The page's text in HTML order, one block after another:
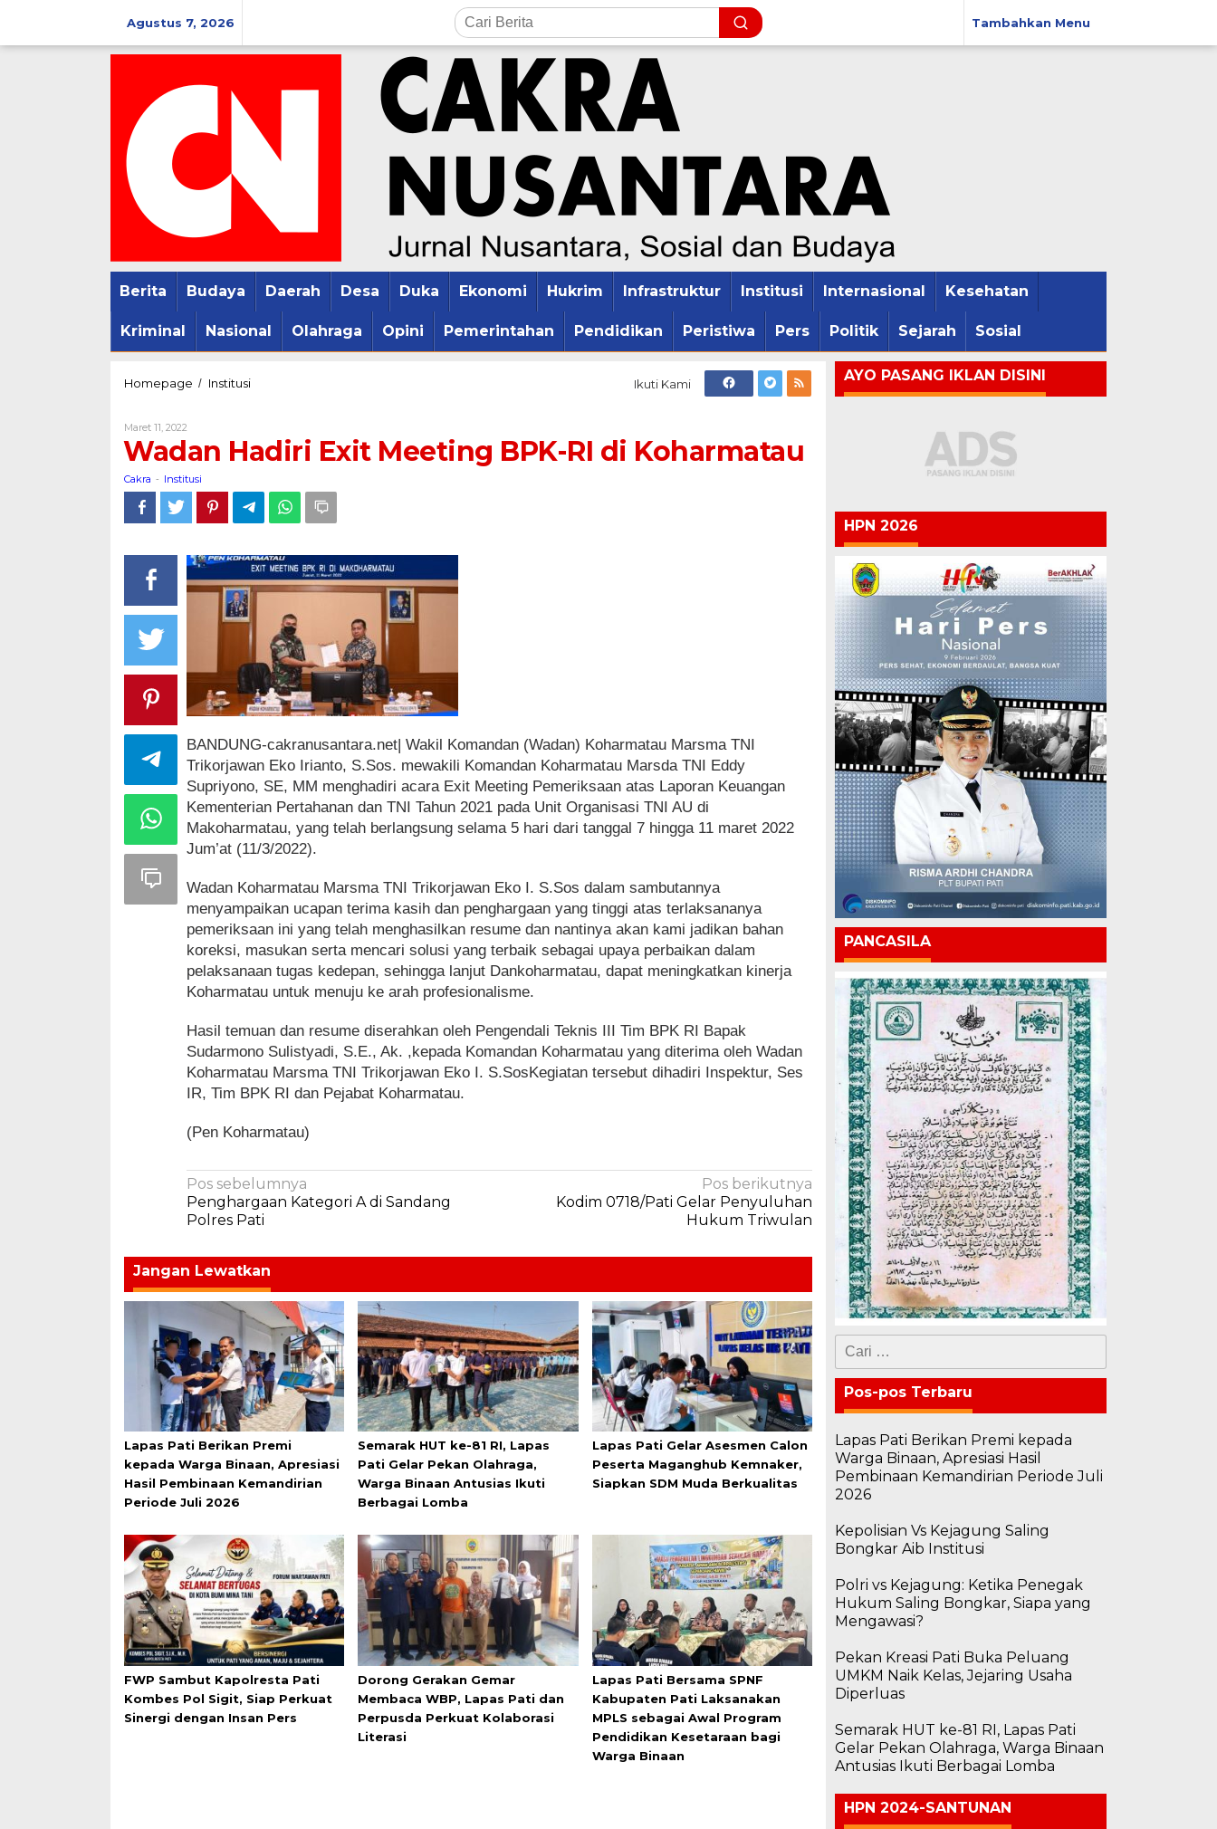
konten
Agustus 7, 2026 Tambahkan Menu
Berita Budaya Daerah Desa Duka Ekonomi Hukrim Infrastruktur Institusi Internasional Kesehatan
Kriminal Nasional Olahraga Opini Pemerintahan Pendidikan Peristiwa Pers Politik Sejarah Sosial
Homepage / InstitusiWadan
Meeting
BPK-
di
Koharmatau
Ikuti Kami
Maret 11, 2022
Wadan Hadiri Exit Meeting BPK-RI di Koharmatau
Cakra - Institusi
BANDUNG-cakranusantara.net| Wakil Komandan (Wadan) Koharmatau Marsma TNI
Trikorjawan Eko Irianto, S.Sos. mewakili Komandan Koharmatau Marsda TNI Eddy
Supriyono, SE, MM menghadiri acara Exit Meeting Pemeriksaan atas Laporan Keuangan
Kementerian Pertahanan dan TNI Tahun 2021 pada Unit Organisasi TNI AU di
Makoharmatau, yang telah berlangsung selama 5 hari dari tanggal 7 hingga 11 maret 2022
Jum’at (11/3/2022).
Wadan Koharmatau Marsma TNI Trikorjawan Eko I. S.Sos dalam sambutannya
menyampaikan ucapan terima kasih dan penghargaan yang tinggi atas terlaksananya
pemeriksaan ini yang telah menghasilkan resume dan nantinya akan kami jadikan bahan
koreksi, masukan serta mencari solusi yang terbaik sebagai upaya perbaikan dalam
pelaksanaan tugas kedepan, sehingga lanjut Dankoharmatau, dapat meningkatkan kinerja
Koharmatau untuk menuju ke arah profesionalisme.
Hasil temuan dan resume diserahkan oleh Pengendali Teknis III Tim BPK RI Bapak
Sudarmono Sulistyadi, S.E., Ak. ,kepada Komandan Koharmatau yang diterima oleh Wadan
Koharmatau Marsma TNI Trikorjawan Eko I. S.SosKegiatan tersebut dihadiri Inspektur, Ses
IR, Tim BPK RI dan Pejabat Koharmatau.
(Pen Koharmatau)
Navigasi
pos
Pos sebelumnya
Penghargaan Kategori A di Sandang
Polres Pati
Pos berikutnya
Kodim 0718/Pati Gelar Penyuluhan
Hukum Triwulan
Jangan Lewatkan
Lapas Pati Berikan Premi
kepada Warga Binaan, Apresiasi
Hasil Pembinaan Kemandirian
Periode Juli 2026
Semarak HUT ke-81 RI, Lapas
Pati Gelar Pekan Olahraga,
Warga Binaan Antusias Ikuti
Berbagai Lomba
Lapas Pati Gelar Asesmen Calon
Peserta Maganghub Kemnaker,
Siapkan SDM Muda Berkualitas
FWP Sambut Kapolresta Pati
Kombes Pol Sigit, Siap Perkuat
Sinergi dengan Insan Pers
Dorong Gerakan Gemar
Membaca WBP, Lapas Pati dan
Perpusda Perkuat Kolaborasi
Literasi
Lapas Pati Bersama SPNF
Kabupaten Pati Laksanakan
MPLS sebagai Awal Program
Pendidikan Kesetaraan bagi
Warga Binaan
AYO PASANG IKLAN DISINI
HPN 2026
PANCASILA
Cari
untuk:
Pos-pos Terbaru
Lapas Pati Berikan Premi kepada
Warga Binaan, Apresiasi Hasil
Pembinaan Kemandirian Periode Juli
2026
Kepolisian Vs Kejagung Saling
Bongkar Aib Institusi
Polri vs Kejagung: Ketika Penegak
Hukum Saling Bongkar, Siapa yang
Mengawasi?
Pekan Kreasi Pati Buka Peluang
UMKM Naik Kelas, Jejaring Usaha
Diperluas
Semarak HUT ke-81 RI, Lapas Pati
Gelar Pekan Olahraga, Warga Binaan
Antusias Ikuti Berbagai Lomba
HPN 2024-SANTUNAN